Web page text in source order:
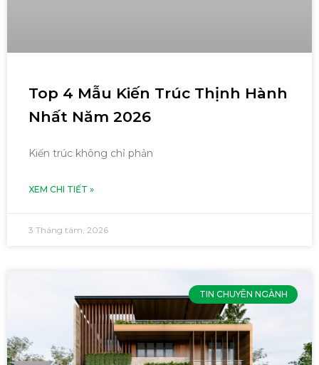
Top 4 Mẫu Kiến Trúc Thịnh Hành
Nhất Năm 2026
Kiến trúc không chỉ phản
XEM CHI TIẾT »
3 Tháng tám, 2026
TIN CHUYÊN NGÀNH